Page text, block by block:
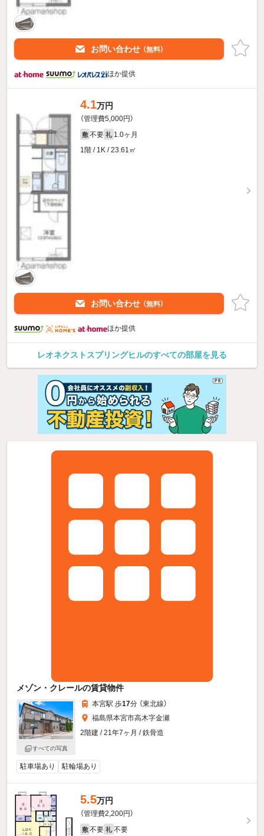
お問い合わせ （無料）
ほか提供
4.1万円
（管理費5,000円）
敷 不要 礼 1.0ヶ月
1階 / 1K / 23.61㎡
お問い合わせ （無料）
ほか提供
レオネクストスプリングヒルのすべての部屋を見る
メゾン・クレールの賃貸物件
すべての写真
本宮駅 歩17分 （東北線）
福島県本宮市高木字金瀬
2階建 / 21年7ヶ月 / 鉄骨造
駐車場あり 駐輪場あり
5.5万円
（管理費2,200円）
敷 不要 礼 不要